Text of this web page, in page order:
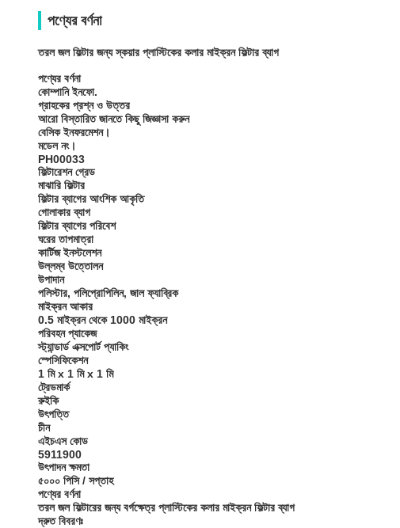
পণ্যের বর্ণনা
তরল জল ফিল্টার জন্য স্কয়ার প্লাস্টিকের কলার মাইক্রন ফিল্টার ব্যাগ
পণ্যের বর্ণনা
কোম্পানি ইনফো.
গ্রাহকের প্রশ্ন ও উত্তর
আরো বিস্তারিত জানতে কিছু জিজ্ঞাসা করুন
বেসিক ইনফরমেশন।
মডেল নং।
PH00033
ফিল্টারেশন গ্রেড
মাঝারি ফিল্টার
ফিল্টার ব্যাগের আংশিক আকৃতি
গোলাকার ব্যাগ
ফিল্টার ব্যাগের পরিবেশ
ঘরের তাপমাত্রা
কার্টিজ ইনস্টলেশন
উল্লম্ব উত্তোলন
উপাদান
পলিস্টার, পলিপ্রোপিলিন, জাল ফ্যাব্রিক
মাইক্রন আকার
0.5 মাইক্রন থেকে 1000 মাইক্রন
পরিবহন প্যাকেজ
স্ট্যান্ডার্ড এক্সপোর্ট প্যাকিং
স্পেসিফিকেশন
1 মি x 1 মি x 1 মি
ট্রেডমার্ক
রুইকি
উৎপত্তি
চীন
এইচএস কোড
5911900
উৎপাদন ক্ষমতা
৫০০০ পিসি / সপ্তাহ
পণ্যের বর্ণনা
তরল জল ফিল্টারের জন্য বর্গক্ষেত্র প্লাস্টিকের কলার মাইক্রন ফিল্টার ব্যাগ
দ্রুত বিবরণঃ